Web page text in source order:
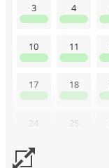
3 4
10 11
17 18
24 25